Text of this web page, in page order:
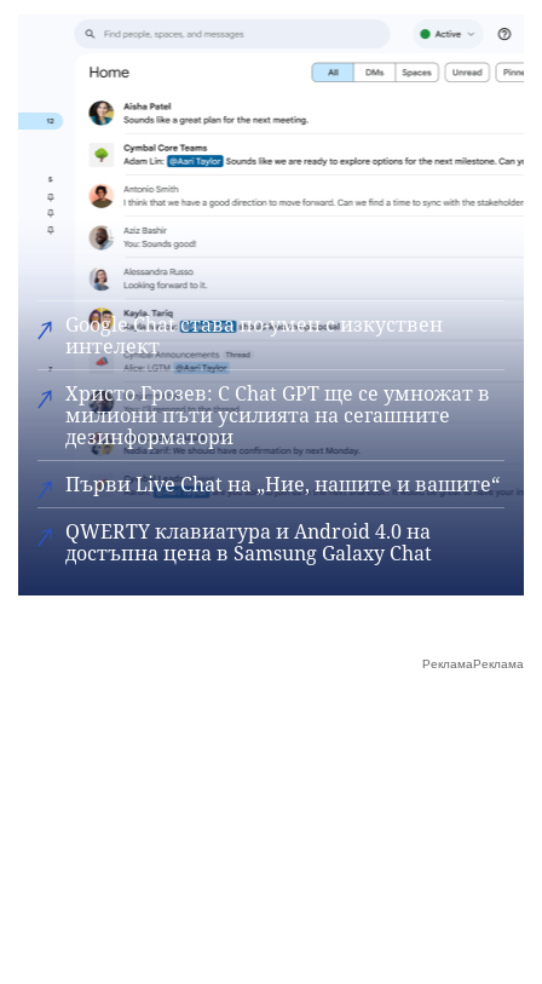
Google Chat става по-умен с изкуствен
интелект
Христо Грозев: С Chat GPT ще се умножат в
милиони пъти усилията на сегашните
дезинформатори
Първи Live Chat на „Ние, нашите и вашите“
QWERTY клавиатура и Android 4.0 на
достъпна цена в Samsung Galaxy Chat